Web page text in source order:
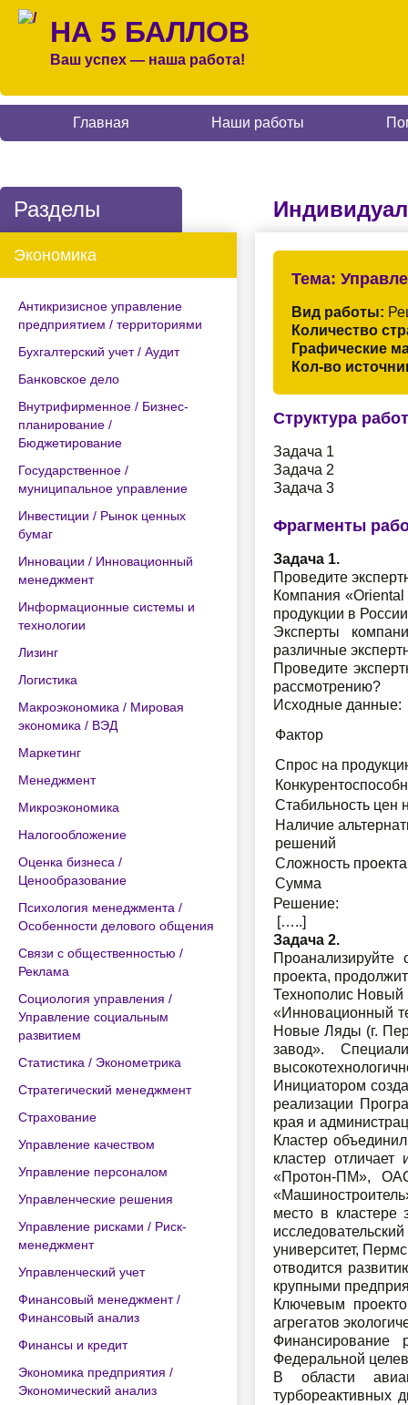
НА 5 БАЛЛОВ
Ваш успех — наша работа!
Главная Наши работы
Разделы
Экономика
Антикризисное управление
предприятием / территориями
Бухгалтерский учет / Аудит
Банковское дело
Внутрифирменное / Бизнес-
планирование /
Бюджетирование
Государственное /
муниципальное управление
Инвестиции / Рынок ценных
бумаг
Инновации / Инновационный
менеджмент
Информационные системы и
технологии
Лизинг
Логистика
Макроэкономика / Мировая
экономика / ВЭД
Маркетинг
Менеджмент
Микроэкономика
Налогообложение
Оценка бизнеса /
Ценообразование
Психология менеджмента /
Особенности делового общения
Связи с общественностью /
Реклама
Социология управления /
Управление социальным
развитием
Статистика / Эконометрика
Стратегический менеджмент
Страхование
Управление качеством
Управление персоналом
Управленческие решения
Управление рисками / Риск-
менеджмент
Управленческий учет
Финансовый менеджмент /
Финансовый анализ
Финансы и кредит
Экономика предприятия /
Экономический анализ
Тема:
Вид работы:
Количество
Графические
Кол-во
Структура
Задача 1
Задача 2
Задача 3
Фрагменты
Задача 1.
Проведите
Компания «Oriental
продукции в
Эксперты
различные
Проведите
рассмотрению?
Исходные данные:
Фактор
Спрос на
Стабильность цен
Наличие
решений
Сложность проекта
Сумма
Решение:
[…..]
Задача 2.
Проанализируйте
проекта,
Технополис Новый
«Инновационный
Новые Ляды (г.
завод».
Инициатором
реализации
края и
Кластер
кластер
«Протон-ПМ»,
место в кластере
университет,
отводится
крупными
Ключевым
агрегатов
Финансирование
Федеральной
В области
турбореактивных